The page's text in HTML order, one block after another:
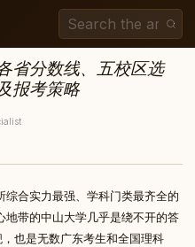
省分数线、五校区选
报考策略
合实力最强、学科门类最齐全的
带的中山大学几乎是绕不开的答
也是无数广东考生和全国理科